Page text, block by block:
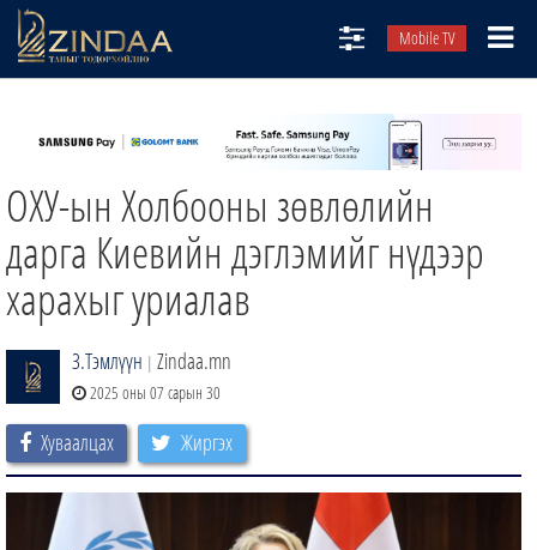
Mobile TV
ТВ8
ӨГЛӨӨНИЙ СОНИН
АУДИО ЗОХИОЛ
ЗИНДАА СЭТГҮҮЛ
ОХУ-ын Холбооны зөвлөлийн
дарга Киевийн дэглэмийг нүдээр
харахыг уриалав
З.Тэмлүүн | Zindaa.mn
2025 оны 07 сарын 30
Хуваалцах Жиргэх